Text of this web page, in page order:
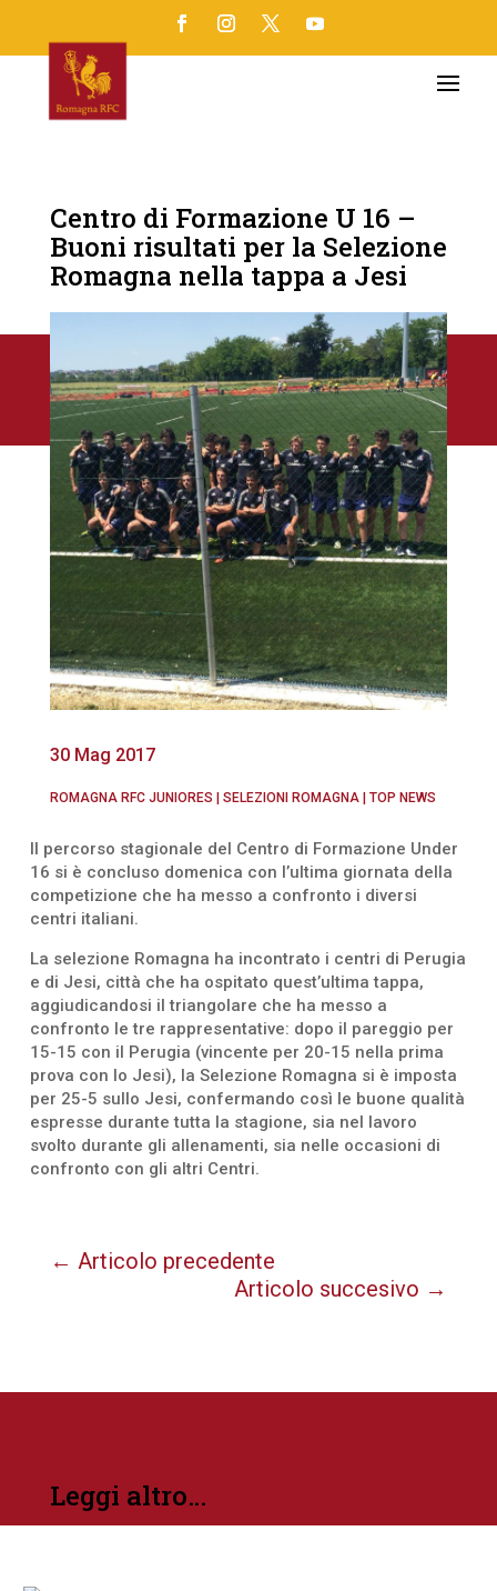
Centro di Formazione U 16 –
Buoni risultati per la Selezione
Romagna nella tappa a Jesi
30 Mag 2017
ROMAGNA RFC JUNIORES SELEZIONI ROMAGNA| TOP NEWS
Il percorso stagionale del Centro di Formazione Under
16 si è concluso domenica con l’ultima giornata della
competizione che ha messo a confronto i diversi
centri italiani.
La selezione Romagna ha incontrato i centri di Perugia
e di Jesi, città che ha ospitato quest’ultima tappa,
aggiudicandosi il triangolare che ha messo a
confronto le tre rappresentative: dopo il pareggio per
15-15 con il Perugia (vincente per 20-15 nella prima
prova con lo Jesi), la Selezione Romagna si è imposta
per 25-5 sullo Jesi, confermando così le buone qualità
espresse durante tutta la stagione, sia nel lavoro
svolto durante gli allenamenti, sia nelle occasioni di
confronto con gli altri Centri.
← Articolo precedente
Articolo succesivo →
Leggi altro…